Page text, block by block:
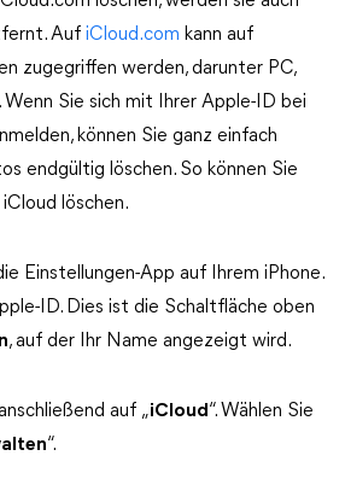
Auf iCloud.com kann auf
zugegriffen werden, darunter PC,
Wenn Sie sich mit Ihrer Apple-ID bei
können Sie ganz einfach
endgültig löschen. So können Sie
löschen.
Einstellungen-App auf Ihrem iPhone.
ID. Dies ist die Schaltfläche oben
, auf der Ihr Name angezeigt wird.
auf „iCloud“. Wählen Sie
“.